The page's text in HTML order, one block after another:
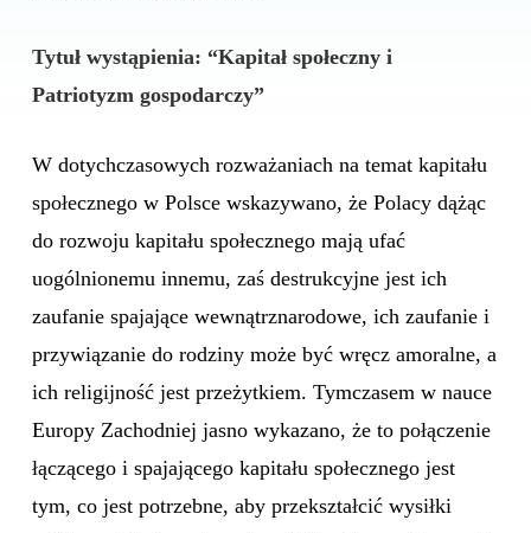
Tytuł wystąpienia: “Kapitał społeczny i
Patriotyzm gospodarczy”
W dotychczasowych rozważaniach na temat kapitału
społecznego w Polsce wskazywano, że Polacy dążąc
do rozwoju kapitału społecznego mają ufać
uogólnionemu innemu, zaś destrukcyjne jest ich
zaufanie spajające wewnątrznarodowe, ich zaufanie i
przywiązanie do rodziny może być wręcz amoralne, a
ich religijność jest przeżytkiem. Tymczasem w nauce
Europy Zachodniej jasno wykazano, że to połączenie
łączącego i spajającego kapitału społecznego jest
tym, co jest potrzebne, aby przekształcić wysiłki